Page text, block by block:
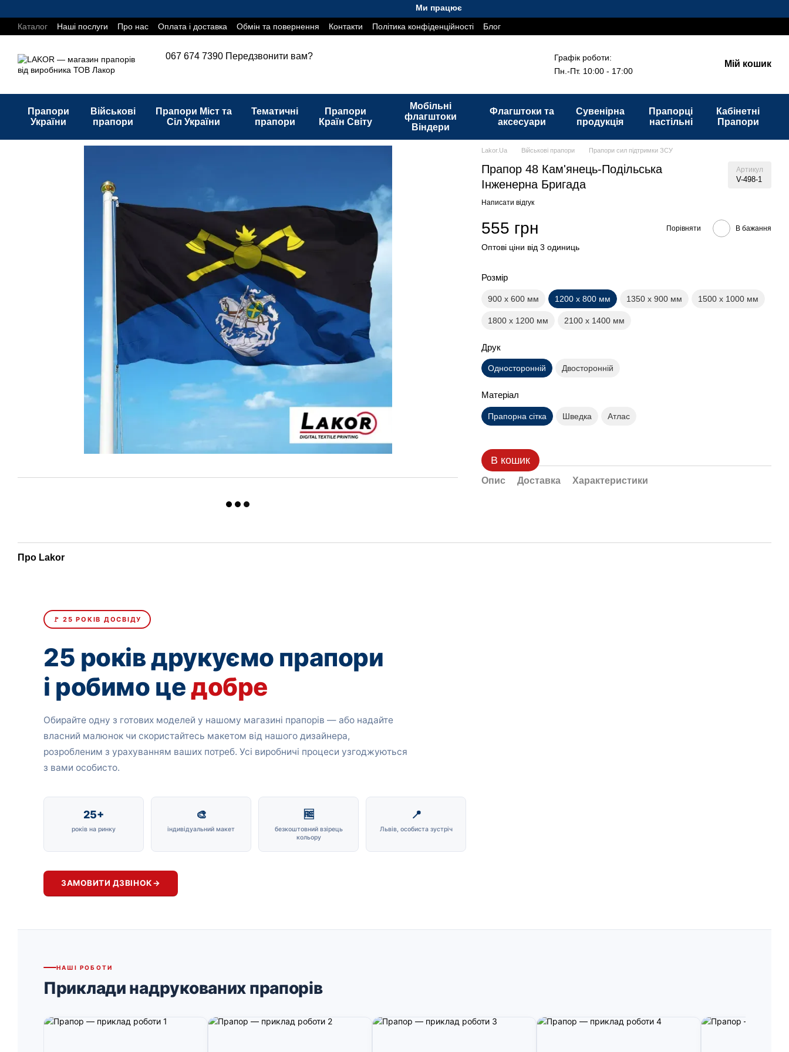
Ми працюємо. Все буде Україна!
Каталог
Наші послуги Про нас Оплата і доставка Обмін та повернення Контакти Політика конфіденційності Блог
067 674 7390 Передзвонити вам?
Графік роботи:
Пн.-Пт. 10:00 - 17:00
Мій кошик
Прапори
України
Військові
прапори
Прапори Міст та
Сіл України
Тематичні
прапори
Прапори
Країн Світу
Мобільні
флагштоки
Віндери
Флагштоки та
аксесуари
Сувенірна
продукція
Прапорці
настільні
Кабінетні
Прапори
Lakor.Ua Військові прапори Прапори сил підтримки ЗСУ
Прапор 48 Кам'янець-Подільська
Інженерна Бригада
Артикул
V-498-1
Написати відгук
555 грн Порівняти В бажання
Оптові ціни від 3 одиниць
Розмір
900 х 600 мм 1200 х 800 мм 1350 х 900 мм 1500 х 1000 мм
1800 х 1200 мм 2100 х 1400 мм
Друк
Односторонній Двосторонній
Матеріал
Прапорна сітка Шведка Атлас
В кошик
Опис Доставка Характеристики
Про Lakor
🚩 25 РОКІВ ДОСВІДУ
25 років друкуємо прапори
і робимо цедобре
Обирайте одну з готових моделей у нашому магазині прапорів — або надайте
власний малюнок чи скористайтесь макетом від нашого дизайнера,
розробленим з урахуванням ваших потреб. Усі виробничі процеси узгоджуються
з вами особисто.
25+
років на ринку
🎨
індивідуальний макет
🆓
безкоштовний взірець
кольору
📍
Львів, особиста зустріч
ЗАМОВИТИ ДЗВІНОК→
НАШІ РОБОТИ
Приклади надрукованих прапорів